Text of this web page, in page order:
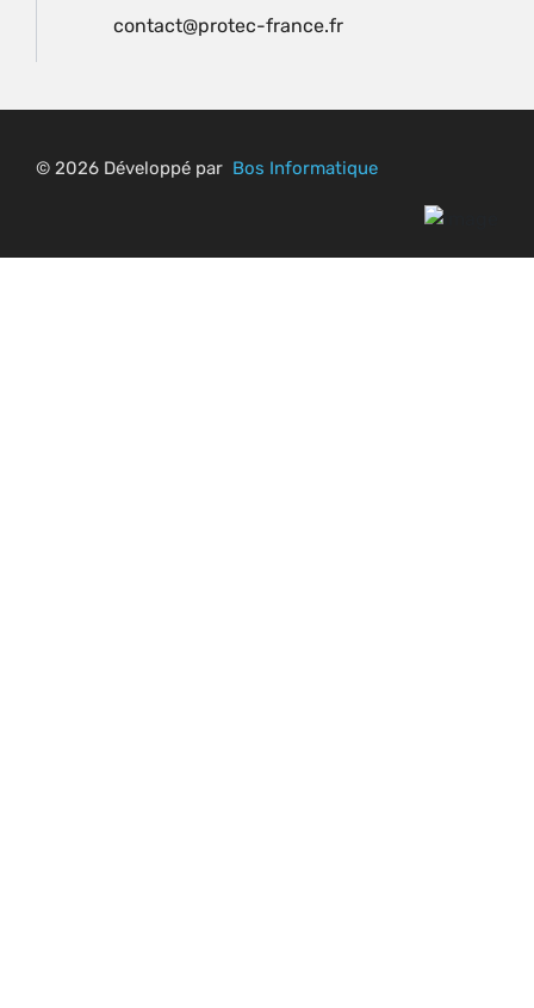
contact@protec-france.fr
© 2026 Développé par Bos Informatique